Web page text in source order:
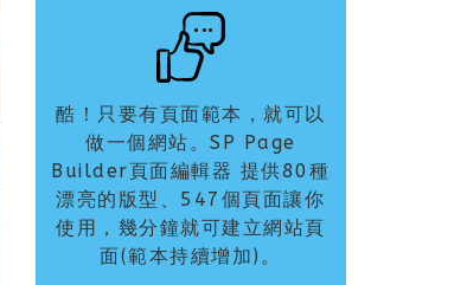
酷！只要有頁面範本，就可以
做一個網站。SP Page
Builder頁面編輯器 提供80種
漂亮的版型、547個頁面讓你
使用，幾分鐘就可建立網站頁
面(範本持續增加)。